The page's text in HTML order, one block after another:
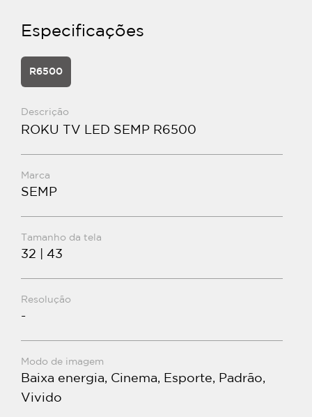
Especificações
R6500
Descrição
ROKU TV LED SEMP R6500
Marca
SEMP
Tamanho da tela
32 | 43
Resolução
-
Modo de imagem
Baixa energia, Cinema, Esporte, Padrão,
Vivido